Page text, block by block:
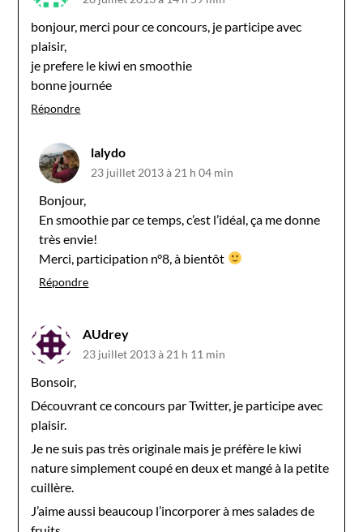
bonjour, merci pour ce concours, je participe avec
plaisir,
je prefere le kiwi en smoothie
bonne journée
Répondre
lalydo
23 juillet 2013 à 21 h 04 min
Bonjour,
En smoothie par ce temps, c’est l’idéal, ça me donne
très envie!
Merci, participation n°8, à bientôt
Répondre
AUdrey
23 juillet 2013 à 21 h 11 min
Bonsoir,
Découvrant ce concours par Twitter, je participe avec
plaisir.
Je ne suis pas très originale mais je préfère le kiwi
nature simplement coupé en deux et mangé à la petite
cuillère.
J’aime aussi beaucoup l’incorporer à mes salades de